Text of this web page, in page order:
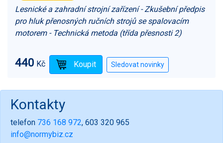
Lesnické a zahradní strojní zařízení - Zkušební předpis
pro hluk přenosných ručních strojů se spalovacím
motorem - Technická metoda (třída přesnosti 2)
440 Kč
Kontakty
telefon 736 168 972, 603 320 965
info@normybiz.cz